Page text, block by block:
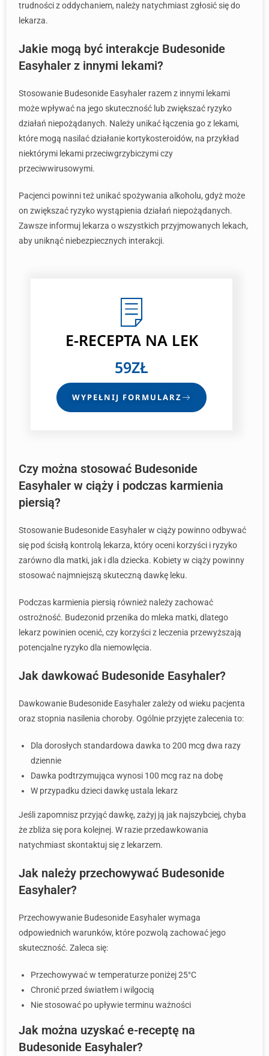
trudności z oddychaniem, należy natychmiast zgłosić się do
lekarza.
Jakie mogą być interakcje Budesonide
Easyhaler z innymi lekami?
Stosowanie Budesonide Easyhaler razem z innymi lekami
może wpływać na jego skuteczność lub zwiększać ryzyko
działań niepożądanych. Należy unikać łączenia go z lekami,
które mogą nasilać działanie kortykosteroidów, na przykład
niektórymi lekami przeciwgrzybiczymi czy
przeciwwirusowymi.
Pacjenci powinni też unikać spożywania alkoholu, gdyż może
on zwiększać ryzyko wystąpienia działań niepożądanych.
Zawsze informuj lekarza o wszystkich przyjmowanych lekach,
aby uniknąć niebezpiecznych interakcji.
E-RECEPTA NA LEK
59ZŁ
WYPEŁNIJ FORMULARZ
Czy można stosować Budesonide
Easyhaler w ciąży i podczas karmienia
piersią?
Stosowanie Budesonide Easyhaler w ciąży powinno odbywać
się pod ścisłą kontrolą lekarza, który oceni korzyści i ryzyko
zarówno dla matki, jak i dla dziecka. Kobiety w ciąży powinny
stosować najmniejszą skuteczną dawkę leku.
Podczas karmienia piersią również należy zachować
ostrożność. Budezonid przenika do mleka matki, dlatego
lekarz powinien ocenić, czy korzyści z leczenia przewyższają
potencjalne ryzyko dla niemowlęcia.
Jak dawkować Budesonide Easyhaler?
Dawkowanie Budesonide Easyhaler zależy od wieku pacjenta
oraz stopnia nasilenia choroby. Ogólnie przyjęte zalecenia to:
Dla dorosłych standardowa dawka to 200 mcg dwa razy
dziennie
Dawka podtrzymująca wynosi 100 mcg raz na dobę
W przypadku dzieci dawkę ustala lekarz
Jeśli zapomnisz przyjąć dawkę, zażyj ją jak najszybciej, chyba
że zbliża się pora kolejnej. W razie przedawkowania
natychmiast skontaktuj się z lekarzem.
Jak należy przechowywać Budesonide
Easyhaler?
Przechowywanie Budesonide Easyhaler wymaga
odpowiednich warunków, które pozwolą zachować jego
skuteczność. Zaleca się:
Przechowywać w temperaturze poniżej 25°C
Chronić przed światłem i wilgocią
Nie stosować po upływie terminu ważności
Jak można uzyskać e-receptę na
Budesonide Easyhaler?